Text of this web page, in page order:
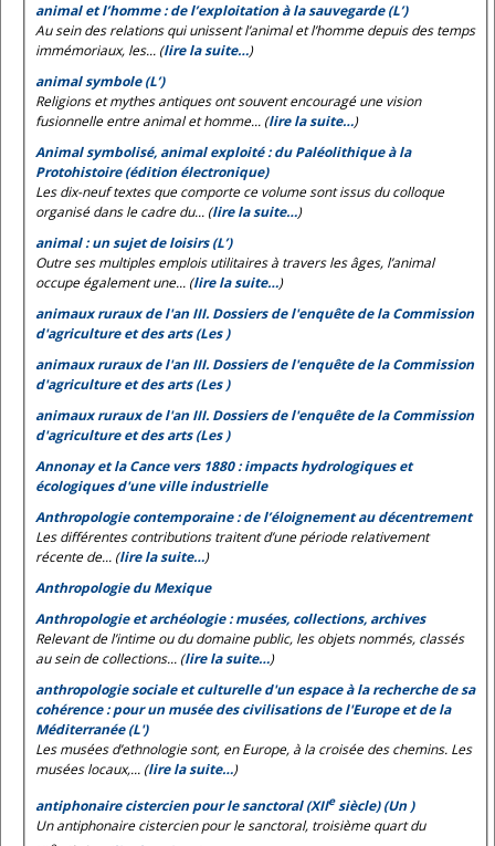
animal et l’homme : de l’exploitation à la sauvegarde (L’)
Au sein des relations qui unissent l’animal et l’homme depuis des temps
immémoriaux, les... (lire la suite…)
animal symbole (L’)
Religions et mythes antiques ont souvent encouragé une vision
fusionnelle entre animal et homme... (lire la suite…)
Animal symbolisé, animal exploité : du Paléolithique à la
Protohistoire (édition électronique)
Les dix-neuf textes que comporte ce volume sont issus du colloque
organisé dans le cadre du... (lire la suite…)
animal : un sujet de loisirs (L’)
Outre ses multiples emplois utilitaires à travers les âges, l’animal
occupe également une... (lire la suite…)
animaux ruraux de l'an III. Dossiers de l'enquête de la Commission
d'agriculture et des arts (Les )
animaux ruraux de l'an III. Dossiers de l'enquête de la Commission
d'agriculture et des arts (Les )
animaux ruraux de l'an III. Dossiers de l'enquête de la Commission
d'agriculture et des arts (Les )
Annonay et la Cance vers 1880 : impacts hydrologiques et
écologiques d'une ville industrielle
Anthropologie contemporaine : de l’éloignement au décentrement
Les différentes contributions traitent d’une période relativement
récente de... (lire la suite…)
Anthropologie du Mexique
Anthropologie et archéologie : musées, collections, archives
Relevant de l’intime ou du domaine public, les objets nommés, classés
au sein de collections... (lire la suite…)
anthropologie sociale et culturelle d'un espace à la recherche de sa
cohérence : pour un musée des civilisations de l'Europe et de la
Méditerranée (L')
Les musées d’ethnologie sont, en Europe, à la croisée des chemins. Les
musées locaux,... (lire la suite…)
antiphonaire cistercien pour le sanctoral (XIIesiècle) (Un )
Un antiphonaire cistercien pour le sanctoral, troisième quart du